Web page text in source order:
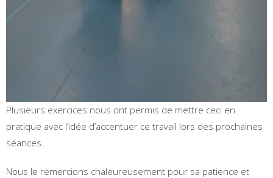
Plusieurs exercices nous ont permis de mettre ceci en
pratique avec l’idée d’accentuer ce travail lors des prochaines
séances.
Nous le remercions chaleureusement pour sa patience et